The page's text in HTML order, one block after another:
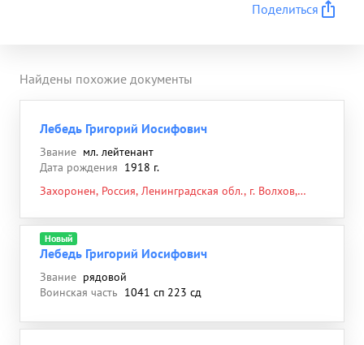
Поделиться
Найдены похожие документы
Лебедь Григорий Иосифович
Звание мл. лейтенант
Дата рождения 1918 г.
Захоронен, Россия, Ленинградская обл., г. Волхов,
Новооктябрьское кладбище
Новый
Лебедь Григорий Иосифович
Звание рядовой
Воинская часть 1041 сп 223 сд